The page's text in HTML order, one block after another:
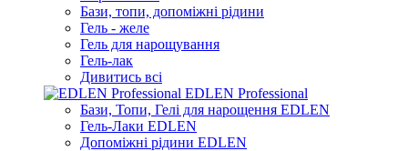
Бази, топи, допоміжні рідини
Гель - желе
Гель для нарощування
Гель-лак
Дивитись всі
EDLEN Professional
Бази, Топи, Гелі для нарощення EDLEN
Гель-Лаки EDLEN
Допоміжні рідини EDLEN